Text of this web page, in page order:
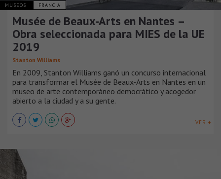
MUSEOS FRANCIA
Musée de Beaux-Arts en Nantes –
Obra seleccionada para MIES de la UE
2019
Stanton Williams
En 2009, Stanton Williams ganó un concurso internacional
para transformar el Musée de Beaux-Arts en Nantes en un
museo de arte contemporáneo democrático y acogedor
abierto a la ciudad y a su gente.
VER +